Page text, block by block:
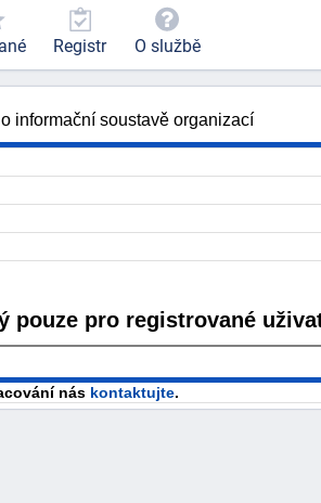
informační soustavě organizací
pouze pro registrované
nás kontaktujte.
Registr O službě